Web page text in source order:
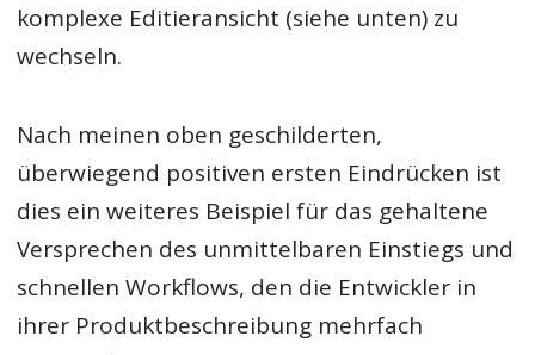
komplexe Editieransicht (siehe unten) zu
wechseln.
Nach meinen oben geschilderten,
überwiegend positiven ersten Eindrücken ist
dies ein weiteres Beispiel für das gehaltene
Versprechen des unmittelbaren Einstiegs und
schnellen Workflows, den die Entwickler in
ihrer Produktbeschreibung mehrfach